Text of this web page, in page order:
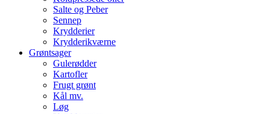
Salte og Peber
Sennep
Krydderier
Krydderikværne
Grøntsager
Gulerødder
Kartofler
Frugt grønt
Kål mv.
Løg